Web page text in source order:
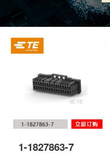
1-1827863-7